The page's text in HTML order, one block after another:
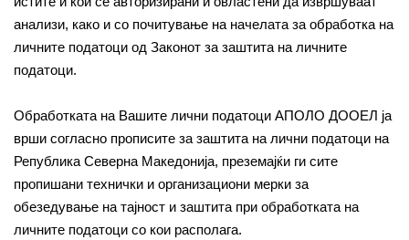
анализи, како и со почитување на начелата за обработка на
личните податоци од Законот за заштита на личните
податоци.
Обработката на Вашите лични податоци АПОЛО ДООЕЛ ја
врши согласно прописите за заштита на лични податоци на
Република Северна Македонија, преземајќи ги сите
пропишани технички и организациони мерки за
обезедување на тајност и заштита при обработката на
личните податоци со кои располага.